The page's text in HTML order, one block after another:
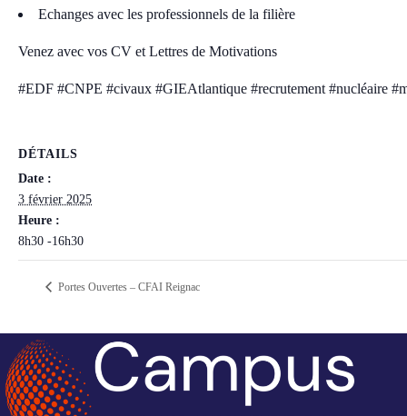
Echanges avec les professionnels de la filière
Venez avec vos CV et Lettres de Motivations
#EDF #CNPE #civaux #GIEAtlantique #recrutement #nucléaire
DÉTAILS
Date :
3 février 2025
Heure :
8h30 -16h30
Portes Ouvertes – CFAI Reignac